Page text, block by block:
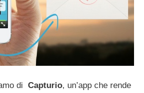
di Capturio, un’app che rende